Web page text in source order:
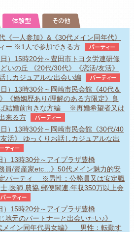
体験型 その他
《一人参加》&《30代メイン同年代》
ー ※1人で参加できる方
パーティー
）15時20分～豊田市トヨタ労連研修
いの丘 《20代/30代》《恋活/友活》
しカジュアルな出会い編
パーティー
）13時30分～岡崎市民会館《40代＆
《婚姻歴あり/理解のある方限定》良
結婚前向きな方編 ※再婚希望者又は
来る方
パーティー
）13時30分～岡崎市民会館《30代/40
活》 ゆっくりお話しカジュアルな出
ティー
）13時30分～アイプラザ豊橋
員/資産家etc…》50代メイン魅力的安
パーティ ※男性：公務員又は安定職
士.医師.農協.郵便関連.年収350万以上会
パーティー
）15時20分～アイプラザ豊橋
地元のパートナーと出会いたい♪》
メイン同年代男女編》 男性：転勤す